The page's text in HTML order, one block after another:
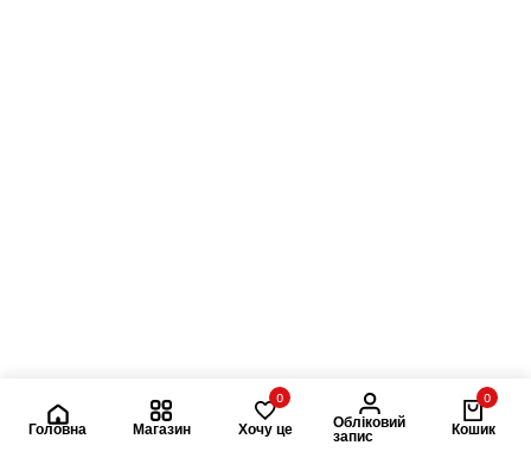
Головна Магазин
0
Хочу це
Обліковий
запис
0
Кошик